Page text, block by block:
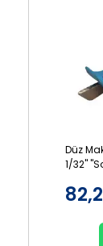
Düz
1/32"